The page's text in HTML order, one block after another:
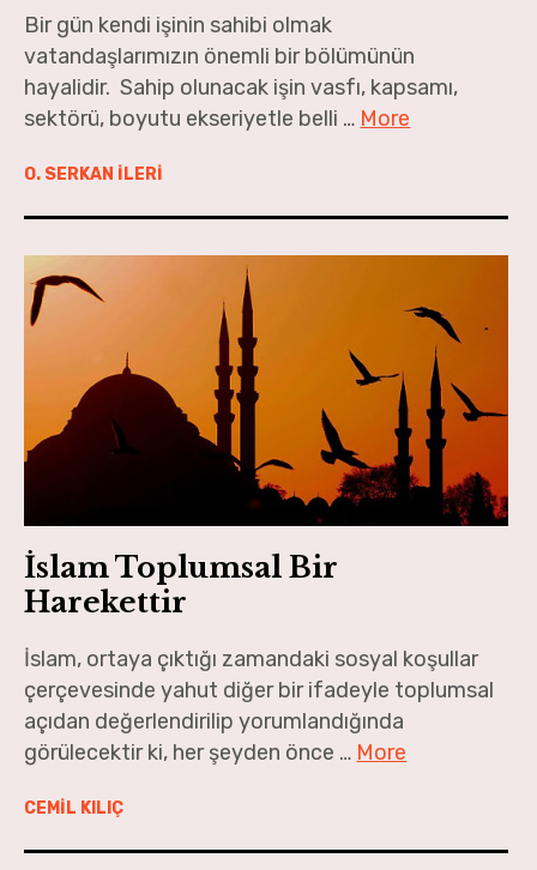
Bir gün kendi işinin sahibi olmak
vatandaşlarımızın önemli bir bölümünün
hayalidir. Sahip olunacak işin vasfı, kapsamı,
sektörü, boyutu ekseriyetle belli … More
O. SERKAN İLERİ
İslam Toplumsal Bir
Harekettir
İslam, ortaya çıktığı zamandaki sosyal koşullar
çerçevesinde yahut diğer bir ifadeyle toplumsal
açıdan değerlendirilip yorumlandığında
görülecektir ki, her şeyden önce … More
CEMİL KILIÇ